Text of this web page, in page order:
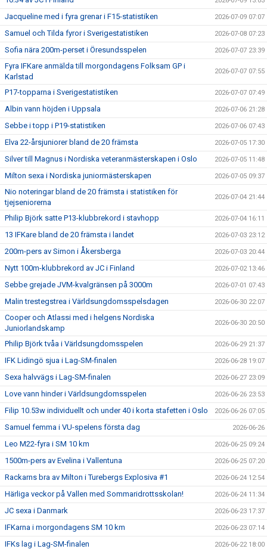
Jacqueline med i fyra grenar i F15-statistiken 2026-07-09 07:07
Samuel och Tilda fyror i Sverigestatistiken 2026-07-08 07:23
Sofia nära 200m-perset i Öresundsspelen 2026-07-07 23:39
Fyra IFKare anmälda till morgondagens Folksam GP i
Karlstad
2026-07-07 07:55
P17-topparna i Sverigestatistiken 2026-07-07 07:49
Albin vann höjden i Uppsala 2026-07-06 21:28
Sebbe i topp i P19-statistiken 2026-07-06 07:43
Elva 22-årsjuniorer bland de 20 främsta 2026-07-05 17:30
Silver till Magnus i Nordiska veteranmästerskapen i Oslo 2026-07-05 11:48
Milton sexa i Nordiska juniormästerskapen 2026-07-05 09:37
Nio noteringar bland de 20 främsta i statistiken för
tjejseniorerna
2026-07-04 21:44
Philip Björk satte P13-klubbrekord i stavhopp 2026-07-04 16:11
13 IFKare bland de 20 främsta i landet 2026-07-03 23:12
200m-pers av Simon i Åkersberga 2026-07-03 20:44
Nytt 100m-klubbrekord av JC i Finland 2026-07-02 13:46
Sebbe grejade JVM-kvalgränsen på 3000m 2026-07-01 07:43
Malin trestegstrea i Världsungdomsspelsdagen 2026-06-30 22:07
Cooper och Atlassi med i helgens Nordiska
Juniorlandskamp
2026-06-30 20:50
Philip Björk tvåa i Världsungdomsspelen 2026-06-29 21:37
IFK Lidingö sjua i Lag-SM-finalen 2026-06-28 19:07
Sexa halvvägs i Lag-SM-finalen 2026-06-27 23:09
Love vann hinder i Världsungdomsspelen 2026-06-26 23:53
Filip 10.53w individuellt och under 40 i korta stafetten i Oslo 2026-06-26 07:05
Samuel femma i VU-spelens första dag 2026-06-26
Leo M22-fyra i SM 10 km 2026-06-25 09:24
1500m-pers av Evelina i Vallentuna 2026-06-25 07:20
Rackarns bra av Milton i Turebergs Explosiva #1 2026-06-24 12:54
Härliga veckor på Vallen med Sommaridrottsskolan! 2026-06-24 11:34
JC sexa i Danmark 2026-06-23 17:37
IFKarna i morgondagens SM 10 km 2026-06-23 07:14
IFKs lag i Lag-SM-finalen 2026-06-22 18:00